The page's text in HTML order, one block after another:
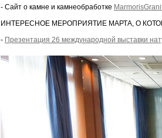
- Сайт о камне и камнеобработке
ИНТЕРЕСНОЕ МЕРОПРИЯТИЕ МАРТА, О
- Презентация 26 международной выставки